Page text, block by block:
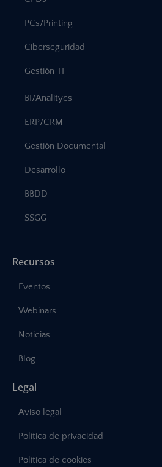
PCs/Printing
Ciberseguridad
Gestión TI
BI/Analitycs
ERP/CRM
Gestión Documental
Desarrollo
BBDD
SSGG
Recursos
Eventos
Webinars
Noticias
Blog
Legal
Aviso legal
Política de privacidad
Política de cookies